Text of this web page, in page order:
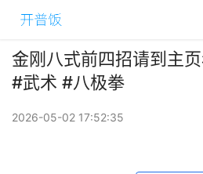
金刚八式前四招请到主
#武术 #八极拳
2026-05-02 17:52:35